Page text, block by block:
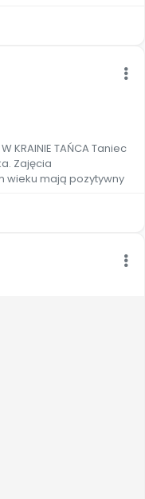
KRAINIE TAŃCA Taniec
Zajęcia
wieku mają pozytywny